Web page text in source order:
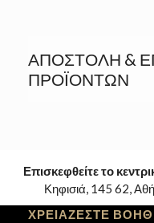
ΑΠΟΣΤΟΛΉ &
ΠΡΟΪΟΝΤΩΝ
Επισκεφθείτε το
Κηφισιά, 145 62,
ΧΡΕΙΑΖΕΣΤΕ